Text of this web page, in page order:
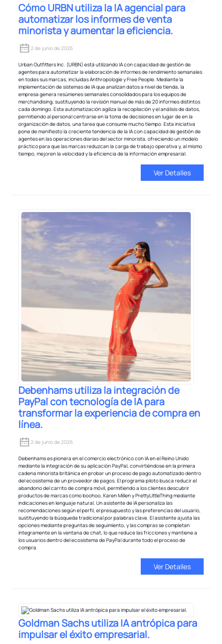
Cómo URBN utiliza la IA agencial para
automatizar los informes de venta
minorista y aumentar la eficiencia.
2 de junio de 2026
Urban Outfitters Inc. (URBN) está utilizando IA con capacidad de gestión de
agentes para automatizar la elaboración de informes de rendimiento semanales
en todas sus marcas, incluidas Anthropologie y Free People. Mediante la
implementación de sistemas de IA que analizan datos a nivel de tienda, la
empresa genera resúmenes semanales consolidados para los equipos de
merchandising, sustituyendo la revisión manual de más de 20 informes distintos
cada domingo. Esta automatización agiliza la recopilación y el análisis de datos,
permitiendo al personal centrarse en la toma de decisiones en lugar de en la
organización de datos, una tarea que consume mucho tiempo. Esta iniciativa
pone de manifiesto la creciente tendencia de la IA con capacidad de gestión de
agentes en las operaciones diarias del sector minorista, ofreciendo un modelo
práctico para que las marcas reduzcan la carga de trabajo operativa y, al mismo
tiempo, mejoren la velocidad y la eficiencia de la información empresarial.
Ver Detalles
Debenhams utiliza la integración de
PayPal con tecnología de IA para
transformar la experiencia de compra en
línea.
2 de junio de 2026
Debenhams es pionera en el comercio electrónico con IA en el Reino Unido
mediante la integración de su aplicación PayPal, convirtiéndose en la primera
cadena minorista británica en probar un proceso de pago automatizado dentro
del ecosistema de un proveedor de pagos. El programa piloto busca reducir el
abandono del carrito de compra móvil, permitiendo a los clientes descubrir
productos de marcas como boohoo, Karen Millen y PrettyLittleThing mediante
indicaciones en lenguaje natural. Un asistente de IA personaliza las
recomendaciones según el perfil, el presupuesto y las preferencias del usuario,
sustituyendo la búsqueda tradicional por palabras clave. El asistente ajusta las
opciones mediante preguntas de seguimiento, y las compras se completan
íntegramente en la ventana de chat, lo que reduce las fricciones y mantiene a
los usuarios dentro del ecosistema de PayPal durante todo el proceso de
compra.
Ver Detalles
Goldman Sachs utiliza IA antrópica para
impulsar el éxito empresarial.